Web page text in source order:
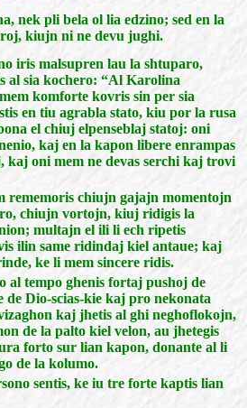
nek pli bela ol lia edzino; sed en la
kiujn ni ne devu jughi.
iris malsupren lau la shtuparo,
al sia kochero: “Al Karolina
komforte kovris sin per sia
en tiu agrabla stato, kiu por la rusa
el chiuj elpenseblaj statoj: oni
kaj en la kapon libere enrampas
kaj oni mem ne devas serchi kaj trovi
rememoris chiujn gajajn momentojn
chiujn vortojn, kiuj ridigis la
multajn el ili li ech ripetis
ilin same ridindaj kiel antaue; kaj
ke li mem sincere ridis.
al tempo ghenis fortaj pushoj de
de Dio-scias-kie kaj pro nekonata
kaj jhetis al ghi neghoflokojn,
de la palto kiel velon, au jhetegis
forto sur lian kapon, donante al li
de la kolumo.
sentis, ke iu tre forte kaptis lian